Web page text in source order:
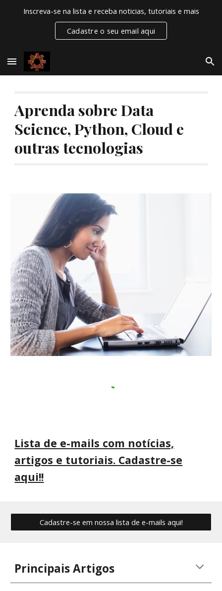
Inscreva-se na lista e receba noticias, tutoriais e mais
Cadastre o seu email aqui
Aprenda sobre Data
Science, Python, Cloud e
outras tecnologias
Lista de e-mails com notícias,
artigos e tutoriais. Cadastre-se
aqui!!
Cadastre-se em nossa lista de e-mails aqui!
Principais Artigos